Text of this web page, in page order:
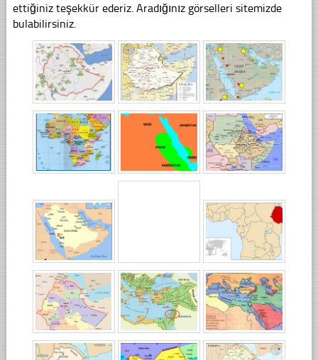
ettiğiniz teşekkür ederiz. Aradığınız görselleri sitemizde
bulabilirsiniz.